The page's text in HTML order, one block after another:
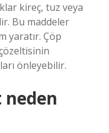
kireç, tuz veya
Bu maddeler
yaratır. Çöp
önleyebilir.